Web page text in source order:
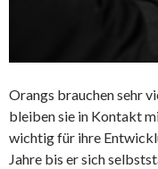
Orangs brauchen sehr
bleiben sie in Kontakt
wichtig für ihre
Jahre bis er sich